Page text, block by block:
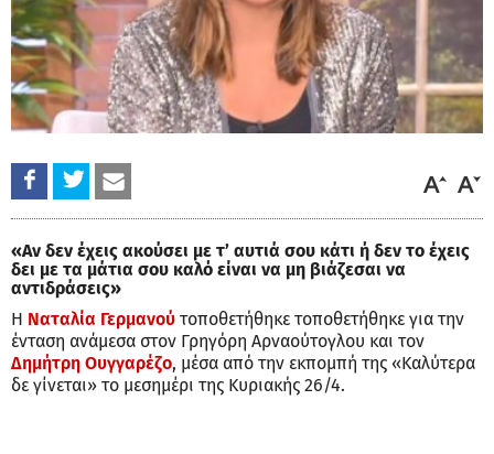
«Αν δεν έχεις ακούσει με τ’ αυτιά σου κάτι ή δεν το έχεις
δει με τα μάτια σου καλό είναι να μη βιάζεσαι να
αντιδράσεις»
Η Ναταλία Γερμανού τοποθετήθηκε τοποθετήθηκε για την
ένταση ανάμεσα στον Γρηγόρη Αρναούτογλου και τον
Δημήτρη Ουγγαρέζο, μέσα από την εκπομπή της «Καλύτερα
δε γίνεται» το μεσημέρι της Κυριακής 26/4.